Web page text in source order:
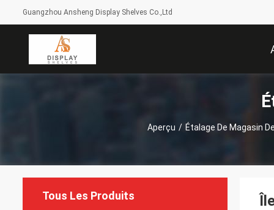
Guangzhou Ansheng Display Shelves Co.,Ltd
Aperçu / Étalage De Magasin
Tous Les Produits